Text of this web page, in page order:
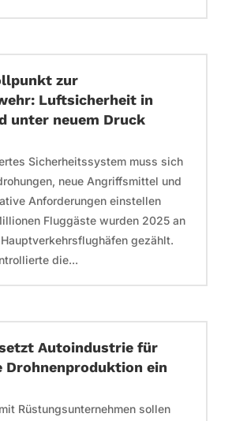
zur
Luftsicherheit in
unter neuem Druck
Sicherheitssystem muss sich
neue Angriffsmittel und
Anforderungen einstellen
Fluggäste wurden 2025 an
gezählt.
die...
Autoindustrie für
Drohnenproduktion ein
Rüstungsunternehmen sollen